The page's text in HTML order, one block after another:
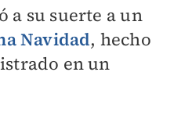
a su suerte a un
Navidad, hecho
en un